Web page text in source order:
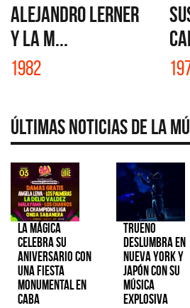
ALEJANDRO LERNER
Y LA M...
1982
Últimas Noticias de la
La Mágica
celebra su
aniversario con
una fiesta
monumental en
CABA
TRUENO
deslumbra en
Nueva York y
Japón con su
música
explosiva